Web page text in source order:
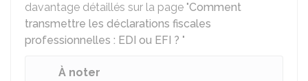
davantage détaillés sur la page "Comment
transmettre les déclarations fiscales
professionnelles : EDI ou EFI ? "
À noter